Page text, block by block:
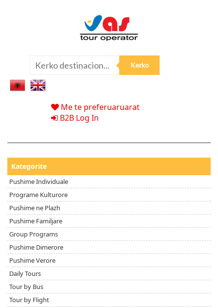
Me te preferuaruarat
B2B Log In
Kategorite
Pushime Individuale
Programe Kulturore
Pushime ne Plazh
Pushime Familjare
Group Programs
Pushime Dimerore
Pushime Verore
Daily Tours
Tour by Bus
Tour by Flight